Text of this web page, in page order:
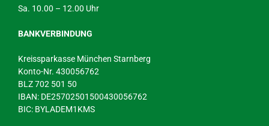
Sa. 10.00 – 12.00 Uhr
BANKVERBINDUNG
Kreissparkasse München Starnberg
Konto-Nr. 430056762
BLZ 702 501 50
IBAN: DE25702501500430056762
BIC: BYLADEM1KMS